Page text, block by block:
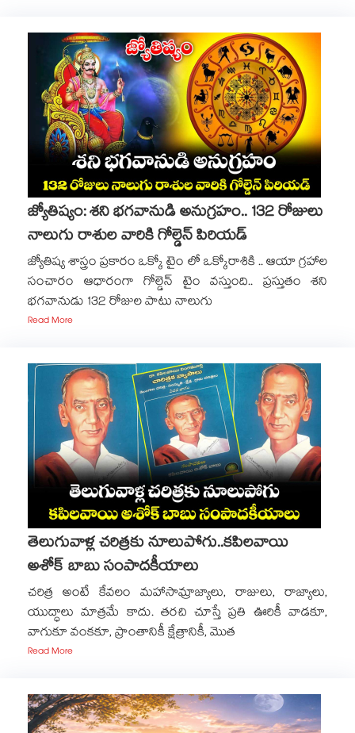
జ్యోతిష్యం: శని భగవానుడి అనుగ్రహం.. 132 రోజులు
నాలుగు రాశుల వారికి గోల్డెన్ పిరియడ్
జ్యోతిష్య శాస్త్రం ప్రకారం ఒక్కో టైం లో ఒక్కోరాశికి .. ఆయా గ్రహాల
సంచారం ఆధారంగా గోల్డెన్​ టైం వస్తుంది.. ప్రస్తుతం శని
భగవానుడు 132 రోజుల పాటు నాలుగు
Read More
తెలుగువాళ్ల చరిత్రకు నూలుపోగు..కపిలవాయి
అశోక్ బాబు సంపాదకీయాలు
చరిత్ర అంటే కేవలం మహాసామ్రాజ్యాలు, రాజులు, రాజ్యాలు,
యుద్ధాలు మాత్రమే కాదు. తరచి చూస్తే ప్రతి ఊరికీ వాడకూ,
వాగుకూ వంకకూ, ప్రాంతానికీ క్షేత్రానికీ, మొత
Read More